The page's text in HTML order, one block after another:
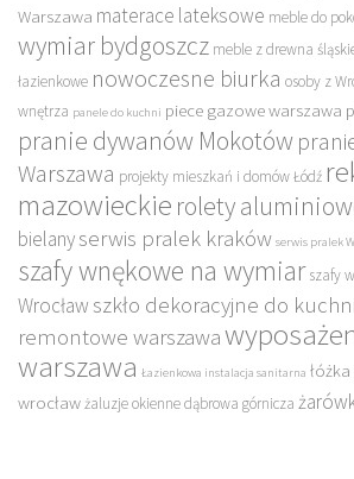
Warszawa materace lateksowe meble do
wymiar bydgoszcz meble z drewna
łazienkowe nowoczesne biurka osoby z
wnętrza panele do kuchni piece gazowe warszawa
pranie dywanów Mokotów
Warszawa projekty mieszkań i domów Łódź
mazowieckie rolety
bielanyserwis pralek kraków serwis pralek
szafy wnękowe na wymiar szafy
Wrocław szkło dekoracyjne do kuchni
remontowe warszawa
warszawa Łazienkowa instalacja sanitarna
wrocławżaluzje okienne dąbrowa górnicza